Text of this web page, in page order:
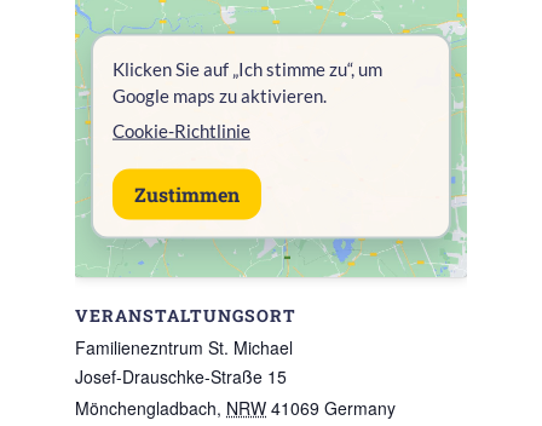
VERANSTALTUNGSORT
Familienezntrum St. Michael
Josef-Drauschke-Straße 15
Mönchengladbach, NRW 41069 Germany
Klicken Sie auf „Ich stimme zu“, um
Google maps zu aktivieren.
Cookie-Richtlinie
Zustimmen